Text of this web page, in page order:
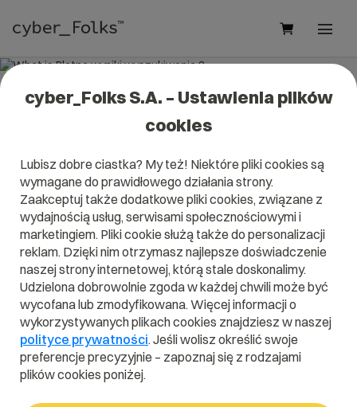
What is Płatne wyniki
wyszukiwania ?
Read what it isPłatne wyniki wyszukiwaniain our
dictionary.
It will help you better understand what exactly it isPłatne
wyniki wyszukiwaniaand what is the meaning to you in
everyday use.
A B C D E F G H
J
K L M N O P Q
S
T U V
cyber_Folks S.A. – Ustawienia plików
cookies
Lubisz dobre ciastka? My też! Niektóre pliki cookies są
wymagane do prawidłowego działania strony.
Zaakceptuj także dodatkowe pliki cookies, związane z
wydajnością usług, serwisami społecznościowymi i
marketingiem. Pliki cookie służą także do personalizacji
reklam. Dzięki nim otrzymasz najlepsze doświadczenie
naszej strony internetowej, którą stale doskonalimy.
Udzielona dobrowolnie zgoda w każdej chwili może być
wycofana lub zmodyfikowana. Więcej informacji o
wykorzystywanych plikach cookies znajdziesz w naszej
polityce prywatności. Jeśli wolisz określić swoje
preferencje precyzyjnie – zapoznaj się z rodzajami
plików cookies poniżej.